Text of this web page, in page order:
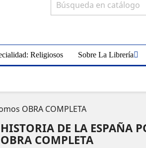
Religiosos Sobre La Librería
OBRA COMPLETA
HISTORIA DE LA ESPAÑA
OBRA COMPLETA